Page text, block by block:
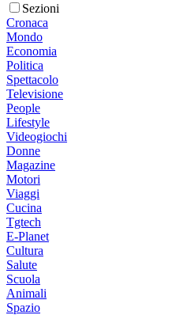
Sezioni
Cronaca
Mondo
Economia
Politica
Spettacolo
Televisione
People
Lifestyle
Videogiochi
Donne
Magazine
Motori
Viaggi
Cucina
Tgtech
E-Planet
Cultura
Salute
Scuola
Animali
Spazio